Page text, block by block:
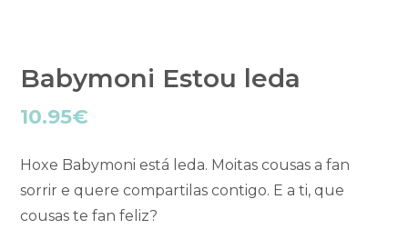
Babymoni Estou leda
10.95€
Hoxe Babymoni está leda. Moitas cousas a fan
sorrir e quere compartilas contigo. E a ti, que
cousas te fan feliz?